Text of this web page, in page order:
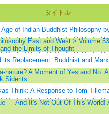
タイトル
Age of Indian Buddhist Philosophy
East and West > Volume
the Limits of Thought
its Replacement: Buddhist and
nature? A Moment of Yes and No.
Siderits
Think: A Response to Tom
— And It's Not Out Of This World!